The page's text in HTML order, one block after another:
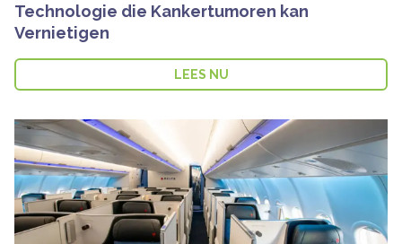
Technologie die Kankertumoren kan
Vernietigen
LEES NU